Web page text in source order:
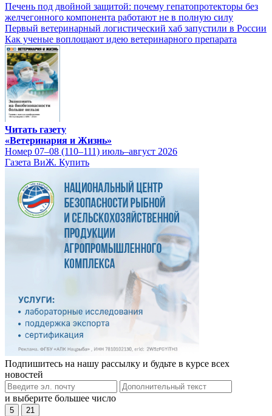
Печень под двойной защитой: почему гепатопротекторы без
желчегонного компонента работают не в полную силу
Первый ветеринарный логистический хаб запустили в России
Как ученые воплощают идею ветеринарного препарата
Читать газету
«Ветеринария и Жизнь»
Номер 07–08 (110–111) июль–август 2026
Газета ВиЖ. Купить
Подпишитесь на нашу рассылку и будьте в курсе всех
новостей
и выберите большее число
5 21